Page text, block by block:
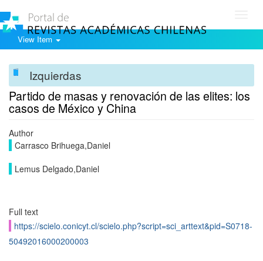
View Item
Izquierdas
Partido de masas y renovación de las elites: los
casos de México y China
Author
Carrasco Brihuega,Daniel
Lemus Delgado,Daniel
Full text
https://scielo.conicyt.cl/scielo.php?script=sci_arttext&pid=S0718-
50492016000200003